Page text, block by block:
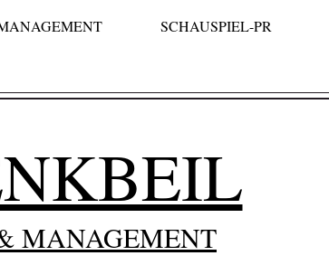
SCHAUSPIEL-PR
MANAGEMENT